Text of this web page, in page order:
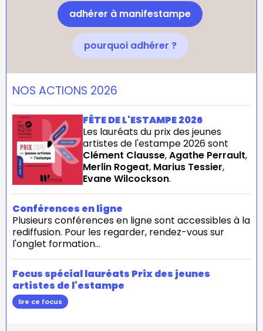
adhérer à manifestampe
pourquoi adhérer ?
NOS ACTIONS 2026
FÊTE DE L'ESTAMPE 2026
Les lauréats du prix des jeunes
artistes de l'estampe 2026 sont
Clément Clausse,Agathe Perrault,
Merlin Rogeat, Marius Tessier,
Evane Wilcockson.
Conférences en ligne
Plusieurs conférences en ligne sont accessibles à la
rediffusion. Pour les regarder, rendez-vous sur
l'onglet formation...
Focus spécial lauréats Prix des jeunes
artistes de l'estampe
lire ce focus